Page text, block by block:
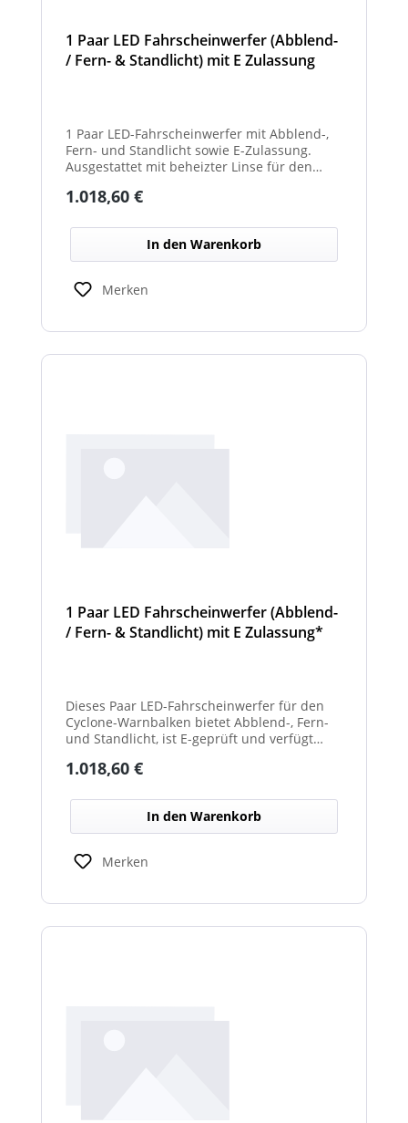
1 Paar LED Fahrscheinwerfer (Abblend-
/ Fern- & Standlicht) mit E Zulassung
1 Paar LED-Fahrscheinwerfer mit Abblend-,
Fern- und Standlicht sowie E-Zulassung.
Ausgestattet mit beheizter Linse für den
Witterungsbedingungen. Ideal zur sicheren
Arbeitsbereichen bei allen Fahrzeugtypen.
Balkenbreiten mit Scheinwerfermodulen
können geringfügig von den angegebenen
Standardbreiten abweichen. Modelle mit nur
2 Scheinwerfermodulen, können wahlweise
unbeleuchtet) haben. Die max. Anzahl der
Regulärer Preis:
1.018,60 €
In den Warenkorb
Merken
1 Paar LED Fahrscheinwerfer (Abblend-
/ Fern- & Standlicht) mit E Zulassung*
Dieses Paar LED-Fahrscheinwerfer für den
Cyclone-Warnbalken bietet Abblend-, Fern-
und Standlicht, ist E-geprüft und verfügt
Einsatz im Winterdienst.
Regulärer Preis:
1.018,60 €
In den Warenkorb
Merken